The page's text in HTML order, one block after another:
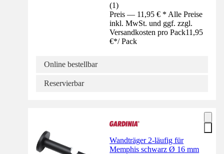
(1)
Preis — 11,95 € * Alle Preise
inkl. MwSt. und ggf. zzgl.
Versandkosten pro Pack11,95
€*/ Pack
Online bestellbar
Reservierbar
Wandträger 2-läufig für
Memphis schwarz Ø 16 mm